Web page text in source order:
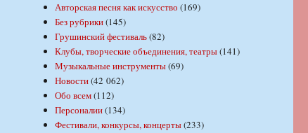
Авторская песня как искусство (169)
Без рубрики(145)
Грушинский фестиваль(82)
Клубы, творческие объединения, театры(141)
Музыкальные инструменты(69)
Новости(42 062)
Обо всем(112)
Персоналии(134)
Фестивали, конкурсы, концерты(233)